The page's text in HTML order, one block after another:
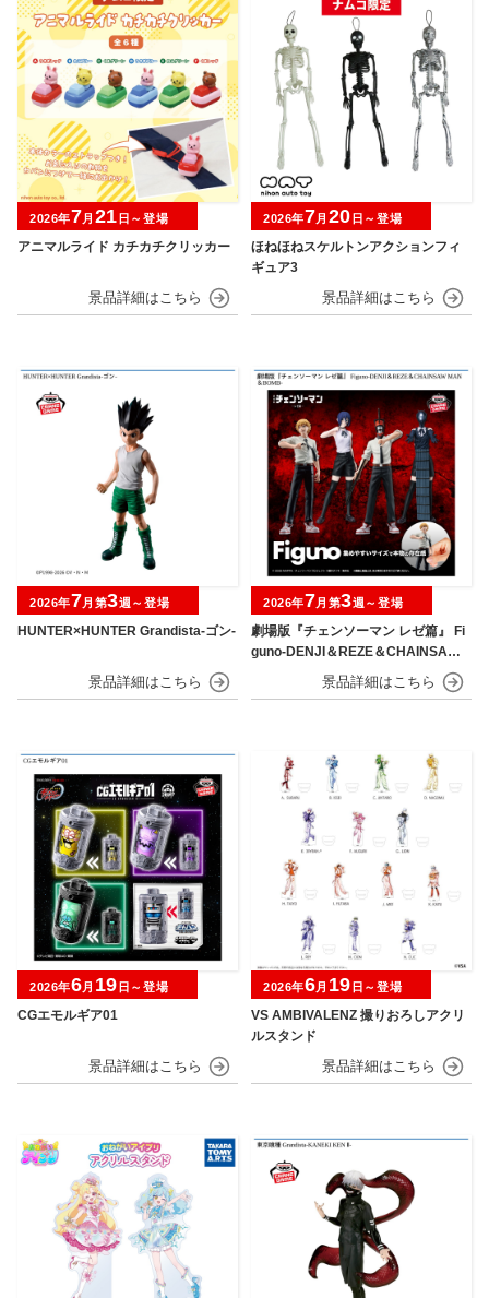
アニマルライド カチカチクリッカー
2026年7月 21 日～登場
ほねほねスケルトンアクションフィ
ギュア3
2026年7月 20 日～登場
HUNTER×HUNTER Grandista-ゴン-
2026年7月第3週～登場
劇場版『チェンソーマン レゼ篇』 Fi
guno-DENJI＆REZE＆CHAINSAW
MAN＆BOMB-
2026年7月第3週～登場
CGエモルギア01
2026年6月 19 日～登場
VS AMBIVALENZ 撮りおろしアクリ
ルスタンド
2026年6月 19 日～登場